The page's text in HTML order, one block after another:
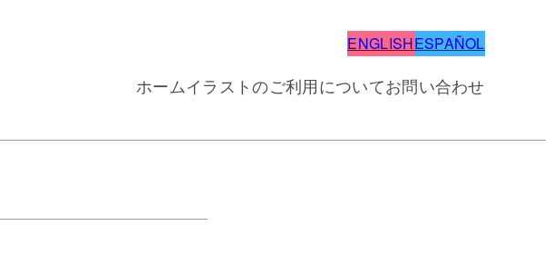
ENGLISHESPAÑOL
ホームイラストのご利用についてお問い合わせ